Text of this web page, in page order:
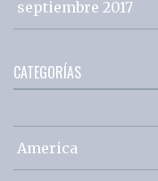
septiembre 2017
CATEGORÍAS
America